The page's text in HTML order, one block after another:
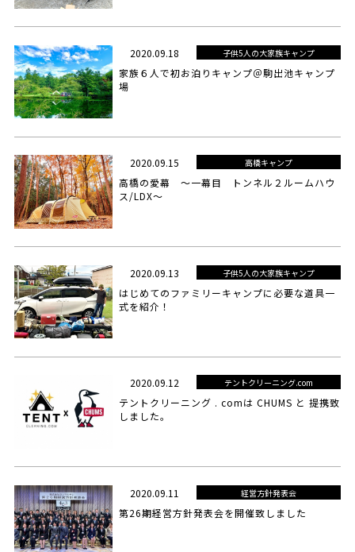
2020.09.18 子供5人の大家族キャンプ
家族６人で初お泊りキャンプ＠駒出池キャンプ
場
2020.09.15 高橋キャンプ
高橋の愛幕 ～一幕目 トンネル２ルームハウ
ス/LDX～
2020.09.13 子供5人の大家族キャンプ
はじめてのファミリーキャンプに必要な道具一
式を紹介！
2020.09.12 テントクリーニング.com
テントクリーニング . comは CHUMS と 提携致
しました。
2020.09.11 経営方針発表会
第26期経営方針発表会を開催致しました